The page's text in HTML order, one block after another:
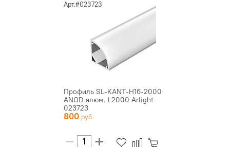
Арт.#023723
Профиль SL-KANT-H16-2000
ANOD алюм. L2000 Arlight
023723
800